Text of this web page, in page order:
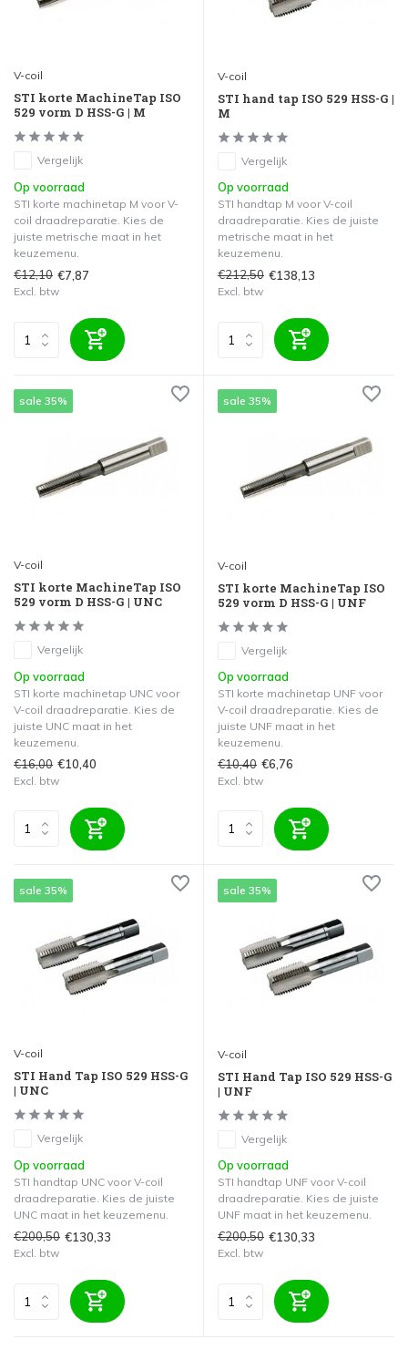
V-coil
STI korte MachineTap ISO
529 vorm D HSS-G | M
Vergelijk
Op voorraad
STI korte machinetap M voor V-
coil draadreparatie. Kies de
juiste metrische maat in het
keuzemenu.
€12,10 €7,87
Excl. btw
V-coil
STI hand tap ISO 529 HSS-G |
M
Vergelijk
Op voorraad
STI handtap M voor V-coil
draadreparatie. Kies de juiste
metrische maat in het
keuzemenu.
€212,50 €138,13
Excl. btw
sale 35%
V-coil
STI korte MachineTap ISO
529 vorm D HSS-G | UNC
Vergelijk
Op voorraad
STI korte machinetap UNC voor
V-coil draadreparatie. Kies de
juiste UNC maat in het
keuzemenu.
€16,00 €10,40
Excl. btw
sale 35%
V-coil
STI korte MachineTap ISO
529 vorm D HSS-G | UNF
Vergelijk
Op voorraad
STI korte machinetap UNF voor
V-coil draadreparatie. Kies de
juiste UNF maat in het
keuzemenu.
€10,40 €6,76
Excl. btw
sale 35%
V-coil
STI Hand Tap ISO 529 HSS-G
| UNC
Vergelijk
Op voorraad
STI handtap UNC voor V-coil
draadreparatie. Kies de juiste
UNC maat in het keuzemenu.
€200,50 €130,33
Excl. btw
sale 35%
V-coil
STI Hand Tap ISO 529 HSS-G
| UNF
Vergelijk
Op voorraad
STI handtap UNF voor V-coil
draadreparatie. Kies de juiste
UNF maat in het keuzemenu.
€200,50 €130,33
Excl. btw